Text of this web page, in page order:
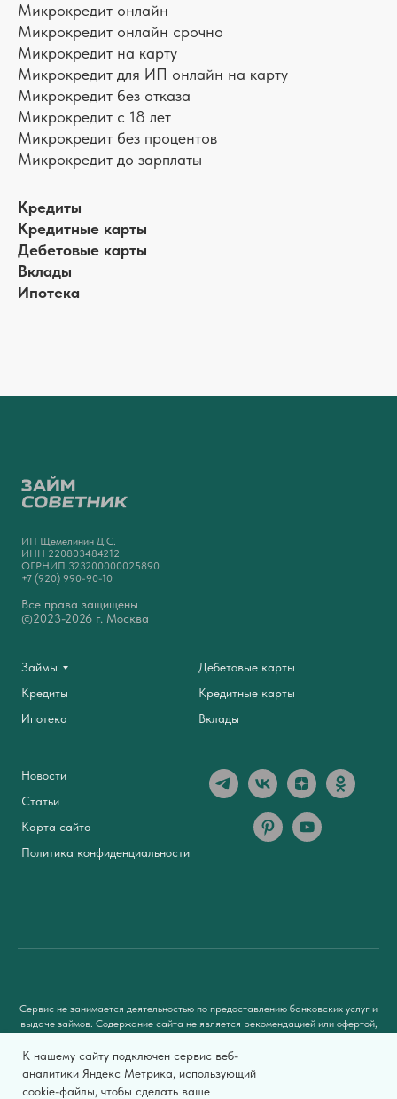
Микрокредит онлайн
Микрокредит онлайн срочно
Микрокредит на карту
Микрокредит для ИП онлайн на карту
Микрокредит без отказа
Микрокредит с 18 лет
Микрокредит без процентов
Микрокредит до зарплаты
Кредиты
Кредитные карты
Дебетовые карты
Вклады
Ипотека
ИП Щемелинин Д.С.
ИНН 220803484212
ОГРНИП 323200000025890
+7 (920) 990-90-10
Все права защищены
©2023-2026 г. Москва
Займы
Кредиты
Ипотека
Дебетовые карты
Кредитные карты
Вклады
Новости
Статьи
Карта сайта
Политика конфиденциальности
Сервис не занимается деятельностью по предоставлению банковских услуг и
выдаче займов. Содержание сайта не является рекомендацией или офертой,
материалов гиперссылка наzaimsovetnik.ru
Мы используем файлы cookie, чтобы предоставить пользователям больше
К нашему сайту подключен сервис веб-
аналитики Яндекс Метрика, использующий
cookie-файлы, чтобы сделать ваше